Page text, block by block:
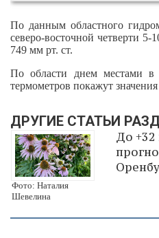
По данным областного
северо-восточной четверти
749 мм рт. ст.
По области днем местами в
термометров покажут
ДРУГИЕ СТАТЬИ
Фото: Наталия
Шевелина
До +32